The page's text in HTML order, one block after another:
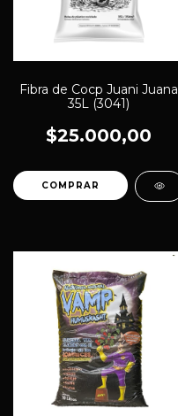
Fibra de Cocp Juani Juana
35L (3041)
$25.000,00